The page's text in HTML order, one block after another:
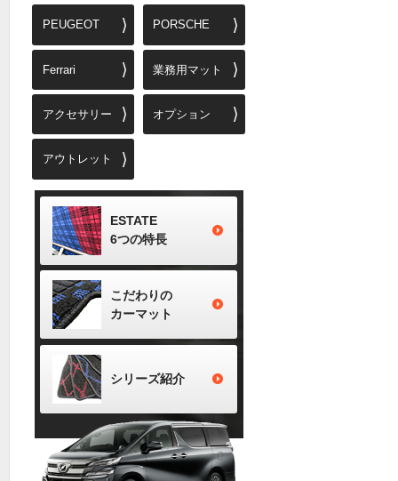
PEUGEOT PORSCHE
Ferrari 業務用マット
アクセサリー オプション
アウトレット
ESTATE
6つの特長
こだわりの
カーマット
シリーズ紹介